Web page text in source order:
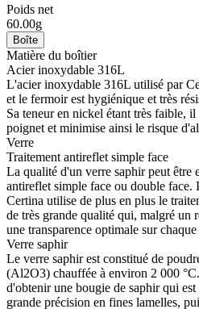
Poids net
60.00g
Boîte
Matière du boîtier
Acier inoxydable 316L
L'acier inoxydable 316L utilisé par
et le fermoir est hygiénique et très
Sa teneur en nickel étant très faible,
poignet et minimise ainsi le risque
Verre
Traitement antireflet simple face
La qualité d'un verre saphir peut être
antireflet simple face ou double face.
Certina utilise de plus en plus le
de très grande qualité qui, malgré un
une transparence optimale sur chaque
Verre saphir
Le verre saphir est constitué de
(Al2O3) chauffée à environ 2 000
d'obtenir une bougie de saphir qui
grande précision en fines lamelles,